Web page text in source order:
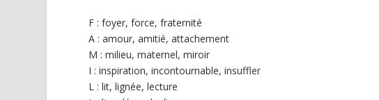
F : foyer, force, fraternité
A : amour, amitié, attachement
M : milieu, maternel, miroir
I : inspiration, incontournable, insuffler
L : lit, lignée, lecture